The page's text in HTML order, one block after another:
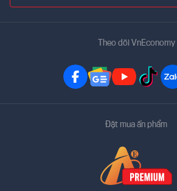
Theo dõi VnEconomy
Đặt mua ấn phẩm